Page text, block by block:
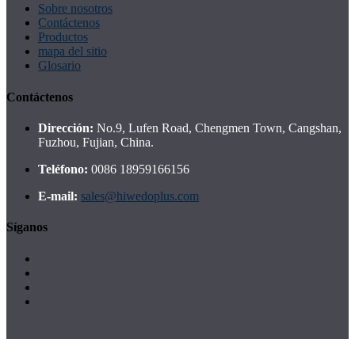
Sobre nosotros
Contáctenos
Productos
mapa del sitio
Glosario
Contáctenos
Dirección: No.9, Lufen Road, Chengmen Town, Cangshan,
Fuzhou, Fujian, China.
Teléfono: 0086 18959166156
E-mail: sales@hiwedoplus.com
Síganos